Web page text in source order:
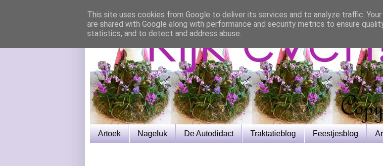
Artoek Nageluk De Autodidact Traktatieblog Feestjesblog
This site uses cookies from Google to deliver its services and to analyze traffic.
are shared with Google along with performance and security metrics to ensure
statistics, and to detect and address abuse.